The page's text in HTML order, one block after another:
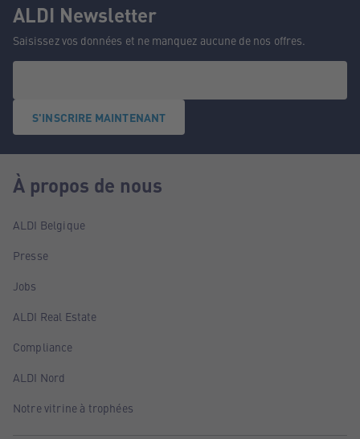
ALDI Newsletter
Saisissez vos données et ne manquez aucune de nos offres.
S'INSCRIRE MAINTENANT
À propos de nous
ALDI Belgique
Presse
Jobs
ALDI Real Estate
Compliance
ALDI Nord
Notre vitrine à trophées